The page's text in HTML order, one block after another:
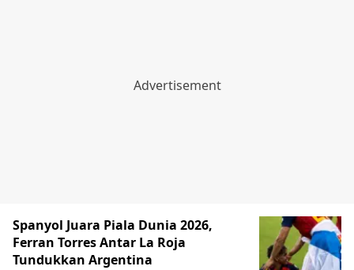
Spanyol Juara Piala Dunia 2026,
Ferran Torres Antar La Roja
Tundukkan Argentina